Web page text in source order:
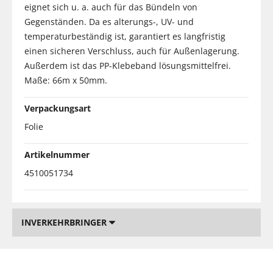
eignet sich u. a. auch für das Bündeln von
Gegenständen. Da es alterungs-, UV- und
temperaturbeständig ist, garantiert es langfristig
einen sicheren Verschluss, auch für Außenlagerung.
Außerdem ist das PP-Klebeband lösungsmittelfrei.
Maße: 66m x 50mm.
Verpackungsart
Folie
Artikelnummer
4510051734
INVERKEHRBRINGER